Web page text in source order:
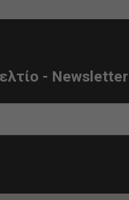
- Newsletter